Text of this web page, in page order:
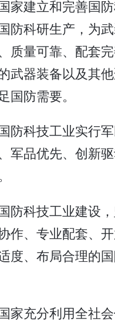
建立和完善国
防科研生产，为
质量可靠、配套
武器装备以及其
国防需要。
科技工业实行
军品优先、创新
防科技工业建设
作、专业配套、
度、布局合理的
充分利用全社